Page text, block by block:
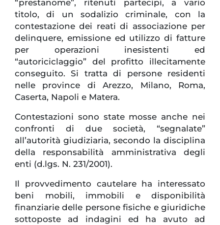
“prestanome”, ritenuti partecipi, a vario
titolo, di un sodalizio criminale, con la
contestazione dei reati di associazione per
delinquere, emissione ed utilizzo di fatture
per operazioni inesistenti ed
“autoriciclaggio” del profitto illecitamente
conseguito. Si tratta di persone residenti
nelle province di Arezzo, Milano, Roma,
Caserta, Napoli e Matera.
Contestazioni sono state mosse anche nei
confronti di due società, “segnalate”
all’autorità giudiziaria, secondo la disciplina
della responsabilità amministrativa degli
enti (d.lgs. N. 231/2001).
Il provvedimento cautelare ha interessato
beni mobili, immobili e disponibilità
finanziarie delle persone fisiche e giuridiche
sottoposte ad indagini ed ha avuto ad